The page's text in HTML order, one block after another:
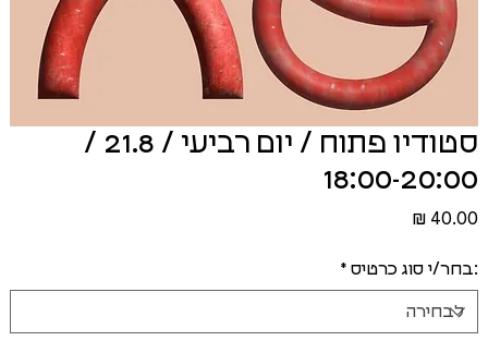
סטודיו פתוח / יום רביעי / 21.8 /
18:00-20:00
מחיר
:בחר/י סוג כרטיס *